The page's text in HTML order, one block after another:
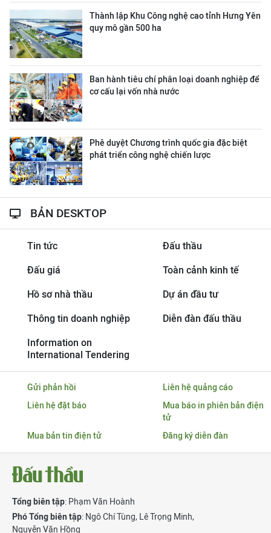
Thành lập Khu Công nghệ cao tỉnh Hưng Yên
quy mô gần 500 ha
Ban hành tiêu chí phân loại doanh nghiệp để
cơ cấu lại vốn nhà nước
Phê duyệt Chương trình quốc gia đặc biệt
phát triển công nghệ chiến lược
BẢN DESKTOP
Tin tức Đấu thầu
Đấu giá Toàn cảnh kinh tế
Hồ sơ nhà thầu Dự án đầu tư
Thông tin doanh nghiệp Diễn đàn đấu thầu
Information on
International Tendering
Gửi phản hồi
Liên hệ quảng cáo
Liên hệ đặt báo
Mua báo in phiên bản điện
tử
Mua bản tin điện tử
Đăng ký diễn đàn
Tổng biên tập: Phạm Văn Hoành
Phó Tổng biên tập: Ngô Chí Tùng, Lê Trọng Minh,
Nguyễn Văn Hồng